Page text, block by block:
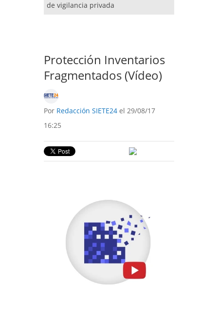
de vigilancia privada
Protección Inventarios
Fragmentados (Vídeo)
Por Redacción SIETE24 el 29/08/17
16:25